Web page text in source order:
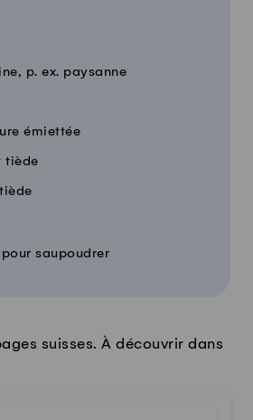
p. ex. paysanne
émiettée
tiède
saupoudrer
suisses. À découvrir dans